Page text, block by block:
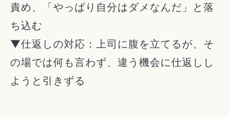
責め、「やっぱり自分はダメなんだ」と落
ち込む
▼仕返しの対応：上司に腹を立てるが、そ
の場では何も言わず、違う機会に仕返しし
ようと引きずる